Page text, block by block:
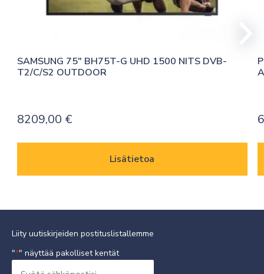
SAMSUNG 75″ BH75T-G UHD 1500 NITS DVB-
T2/C/S2 OUTDOOR
8209,00 €
Lisätietoa
Liity uutiskirjeiden postituslistallemme
"*" näyttää pakolliset kentät